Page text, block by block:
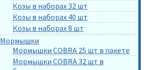
Козы в наборах 32 шт
Козы в наборах 40 шт
Козы в наборах 8 шт
Мормышки
Мормышки COBRA 25 шт в пакете
Мормышки COBRA 32 шт в